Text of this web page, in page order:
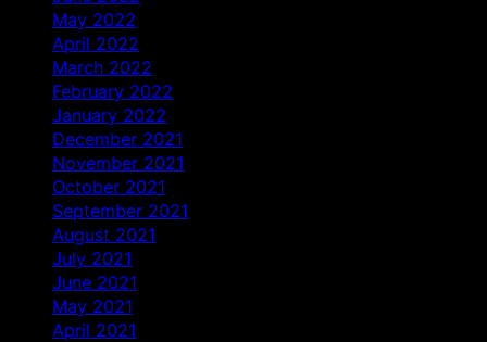
May 2022
April 2022
March 2022
February 2022
January 2022
December 2021
November 2021
October 2021
September 2021
August 2021
July 2021
June 2021
May 2021
April 2021